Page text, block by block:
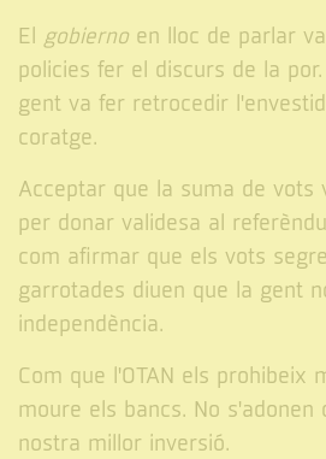
El gobierno en lloc de parlar
policies fer el discurs de la
gent va fer retrocedir
coratge.
Acceptar que la suma de vots
per donar validesa al
com afirmar que els vots
garrotades diuen que la gent
independència.
Com que l'OTAN els prohibeix
moure els bancs. No s'adonen
nostra millor inversió.